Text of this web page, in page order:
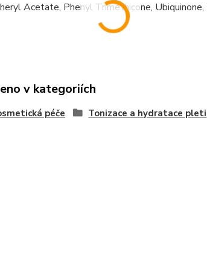
Acetate, Phenyl Trimethicone,
v kategoriích
péče Tonizace a hydratace pleti